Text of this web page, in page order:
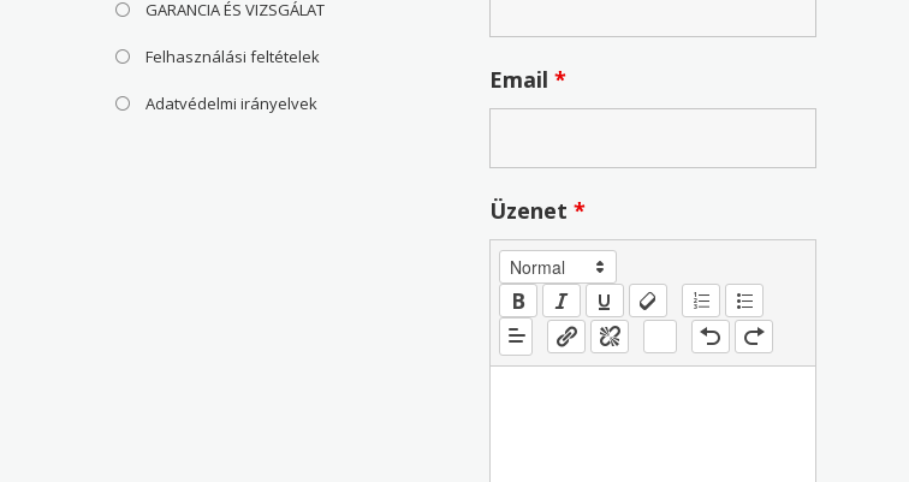
GARANCIA ÉS VIZSGÁLAT
Felhasználási feltételek
Adatvédelmi irányelvek
Email*
Üzenet*